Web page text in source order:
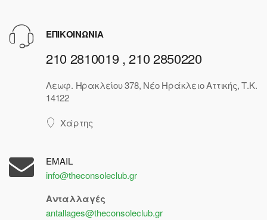
ΕΠΙΚΟΙΝΩΝΙΑ
210 2810019 , 210 2850220
Λεωφ. Ηρακλείου 378, Νέο Ηράκλειο Αττικής, Τ.Κ.
14122
Χάρτης
EMAIL
info@theconsoleclub.gr
Ανταλλαγές
antallages@theconsoleclub.gr